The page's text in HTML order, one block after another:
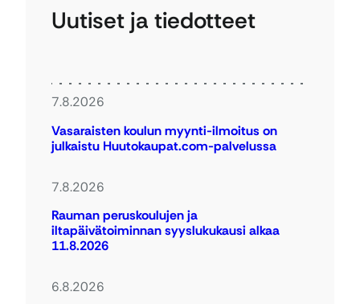
Uutiset ja tiedotteet
7.8.2026
Vasaraisten koulun myynti-ilmoitus on
julkaistu Huutokaupat.com-palvelussa
7.8.2026
Rauman peruskoulujen ja
iltapäivätoiminnan syyslukukausi alkaa
11.8.2026
6.8.2026